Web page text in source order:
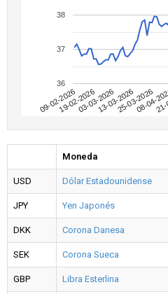
09-02-202619-02-202603-03-202613-03-202625-03-2026
08-04-
36
37
38
Moneda
USD Dólar Estadounidense
JPY Yen Japonés
DKK Corona Danesa
SEK Corona Sueca
GBP Libra Esterlina